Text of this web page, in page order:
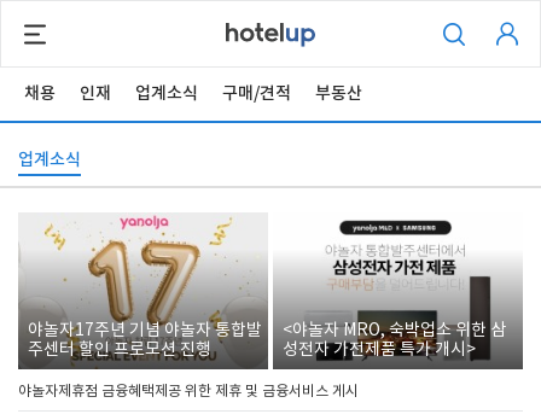
채용 인재 업계소식 구매/견적 부동산
업계소식
야놀자17주년 기념 야놀자 통합발
주센터 할인 프로모션 진행
<야놀자 MRO, 숙박업소 위한 삼
성전자 가전제품 특가 개시>
야놀자제휴점 금융혜택제공 위한 제휴 및 금융서비스 게시